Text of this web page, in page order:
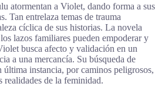
atormentan a Violet, dando forma a sus
Tan entrelaza temas de trauma
cíclica de sus historias. La novela
lazos familiares pueden empoderar y
busca afecto y validación en un
a una mercancía. Su búsqueda de
instancia, por caminos peligrosos,
realidades de la feminidad.